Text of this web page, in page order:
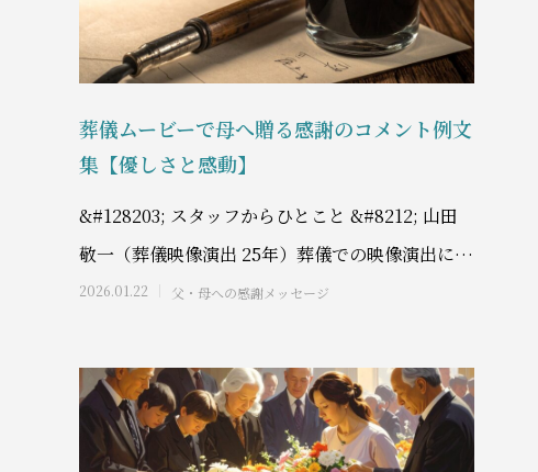
葬儀ムービーで母へ贈る感謝のコメント例文
集【優しさと感動】
&#128203; スタッフからひとこと &#8212; 山田
敬一（葬儀映像演出 25年）葬儀での映像演出に25
年間携わってきた私は、メ
2026.01.22 父・母への感謝メッセージ